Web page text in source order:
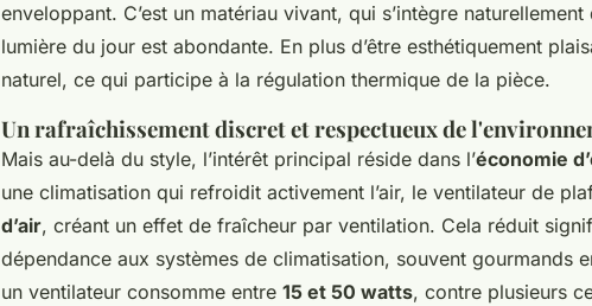
enveloppant. C’est un matériau vivant, qui s’intègre
lumière du jour est abondante. En plus d’être esthétiquement
naturel, ce qui participe à la régulation thermique de la pièce.
Un rafraîchissement discret et respectueux de
Mais au-delà du style, l’intérêt principal réside dans l’économie
une climatisation qui refroidit activement l’air, le ventilateur de
d’air, créant un effet de fraîcheur par ventilation. Cela réduit
dépendance aux systèmes de climatisation, souvent gourmands
un ventilateur consomme entre 15 et 50 watts, contre plusieurs